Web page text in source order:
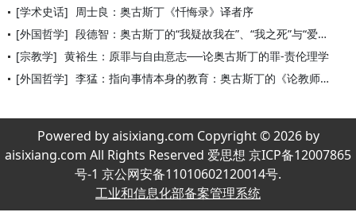
[学术史话] 周士良：奥古斯丁《忏悔录》译者序
[外国哲学] 段德智：奥古斯丁的“我疑故我在”、“我之死”与“爱的伦理学”
[宗教学] 黄裕生：原罪与自由意志──论奥古斯丁的罪-责伦理学
[外国哲学] 李猛：指向事情本身的教育：奥古斯丁的《论教师》
Powered by aisixiang.com Copyright © 2026 by
aisixiang.com All Rights Reserved 爱思想 京ICP备12007865
号-1 京公网安备11010602120014号.
工业和信息化部备案管理系统